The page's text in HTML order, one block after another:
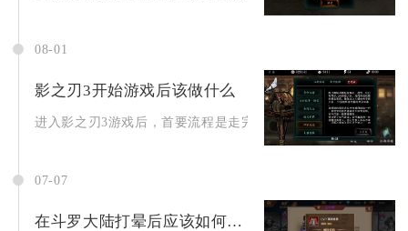
08-01
影之刃3开始游戏后该做什么
进入影之刃3游戏后，首要流程是走完主线剧情解锁全部基础系
07-07
在斗罗大陆打晕后应该如何应对